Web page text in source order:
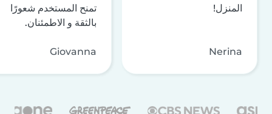
المنزل!
Nerina
تمنح المستخدم شعورًا
بالثقة و الاطمئنان.
Giovanna